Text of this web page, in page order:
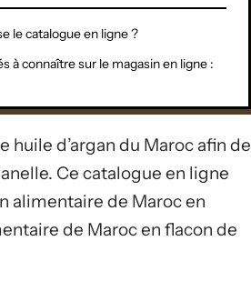
le catalogue en ligne ?
à connaître sur le magasin en ligne :
huile d’argan du Maroc afin de
Ce catalogue en ligne
alimentaire de Maroc en
de Maroc en flacon de